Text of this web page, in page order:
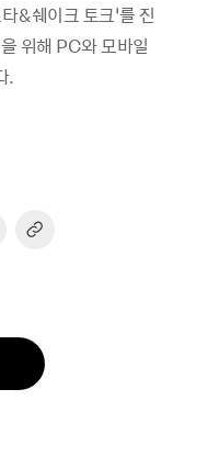
&쉐이크 토크’를 진
위해 PC와 모바일
.